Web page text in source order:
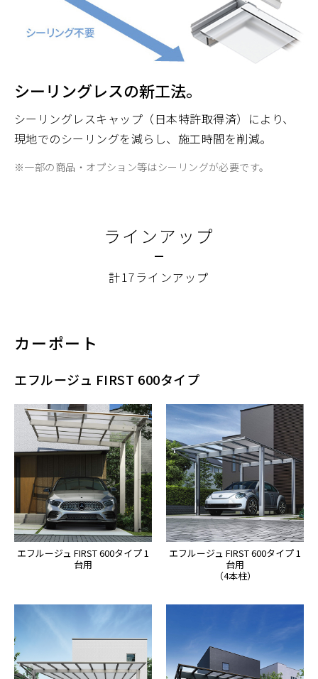
シーリングレスの新工法。
シーリングレスキャップ（日本特許取得済）により、
現地でのシーリングを減らし、施工時間を削減。
※一部の商品・オプション等はシーリングが必要です。
ラインアップ
計17ラインアップ
カーポート
エフルージュ FIRST 600タイプ
エフルージュ FIRST 600タイプ 1
台用
エフルージュ FIRST 600タイプ 1
台用
（4本柱）